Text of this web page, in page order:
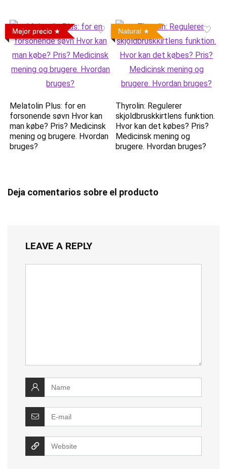
Mejor precio
Melatolin Plus: for en
forsonende søvn Hvor kan
man købe? Pris? Medicinsk
mening og brugere. Hvordan
bruges?
Natural
Thyrolin: Regulerer
skjoldbruskkirtlens funktion.
Hvor kan det købes? Pris?
Medicinsk mening og
brugere. Hvordan bruges?
Deja comentarios sobre el producto
LEAVE A REPLY